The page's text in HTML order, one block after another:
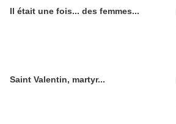
Il était une fois... des femmes...
Saint Valentin, martyr...